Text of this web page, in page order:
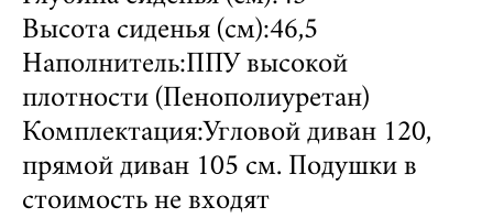
Высота сиденья (см):46,5
Наполнитель:ППУ высокой
плотности (Пенополиуретан)
Комплектация:Угловой диван 120,
прямой диван 105 см. Подушки в
стоимость не входят